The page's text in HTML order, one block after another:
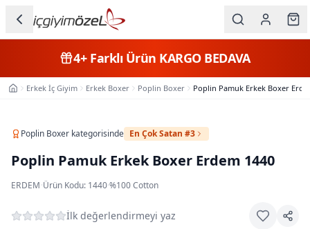
Kategorileri
Erkek
Çocuk
Fantazi
Büyük
4+Farklı Ürün KARGO BEDAVA
Ana SayfaErkek İç Giyim Erkek Boxer Poplin Boxer Poplin Pamuk Erkek Boxer
Poplin Boxer kategorisinde En Çok Satan #3
Poplin Pamuk Erkek Boxer Erdem 1440
ERDEM·Ürün Kodu: 1440·%100 Cotton
İlk değerlendirmeyi yaz